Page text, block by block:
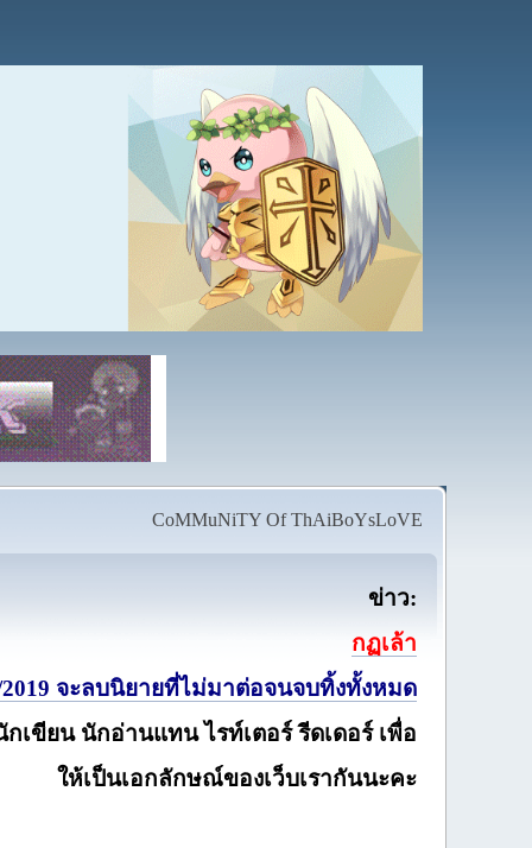
CoMMuNiTY Of ThAiBoYsLoVE
ข่าว:
กฏเล้า
2019 จะลบนิยายที่ไม่มาต่อจนจบทิ้งทั้งหมด
กเขียน นักอ่านแทน ไรท์เตอร์ รีดเดอร์ เพื่อ
ให้เป็นเอกลักษณ์ของเว็บเรากันนะคะ